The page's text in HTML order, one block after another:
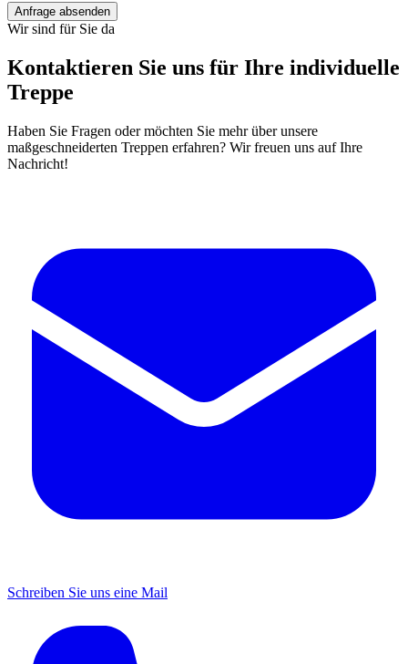
Anfrage absenden
Wir sind für Sie da
Kontaktieren Sie uns für Ihre individuelle
Treppe
Haben Sie Fragen oder möchten Sie mehr über unsere
maßgeschneiderten Treppen erfahren? Wir freuen uns auf Ihre
Nachricht!
Schreiben Sie uns eine Mail